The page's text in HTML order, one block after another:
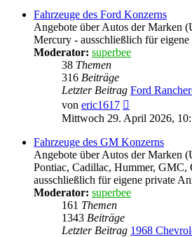
Fahrzeuge des Ford Konzerns
Angebote über Autos der Marken
Mercury - ausschließlich für
Moderator: superbee
38 Themen
316 Beiträge
Letzter Beitrag Ford
von eric1617
Beitrag
Mittwoch 29. April 2026,
Fahrzeuge des GM Konzerns
Angebote über Autos der Marken
Pontiac, Cadillac, Hummer, GMC,
ausschließlich für eigene private
Moderator: superbee
161 Themen
1343 Beiträge
Letzter Beitrag 1968